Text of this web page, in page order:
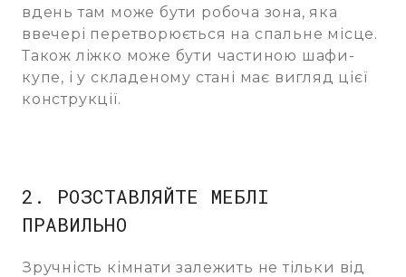
вдень там може бути робоча зона, яка
ввечері перетворюється на спальне місце.
Також ліжко може бути частиною шафи-
купе, і у складеному стані має вигляд цієї
конструкції.
2. РОЗСТАВЛЯЙТЕ МЕБЛІ
ПРАВИЛЬНО
Зручність кімнати залежить не тільки від